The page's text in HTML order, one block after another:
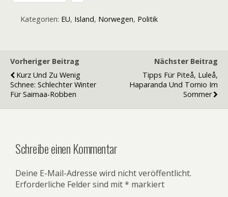
Kategorien: EU, Island, Norwegen, Politik
Vorheriger Beitrag
Kurz Und Zu Wenig
Schnee: Schlechter Winter
Für Saimaa-Robben
Nächster Beitrag
Tipps Für Piteå, Luleå,
Haparanda Und Tornio Im
Sommer
Schreibe einen Kommentar
Deine E-Mail-Adresse wird nicht veröffentlicht.
Erforderliche Felder sind mit* markiert